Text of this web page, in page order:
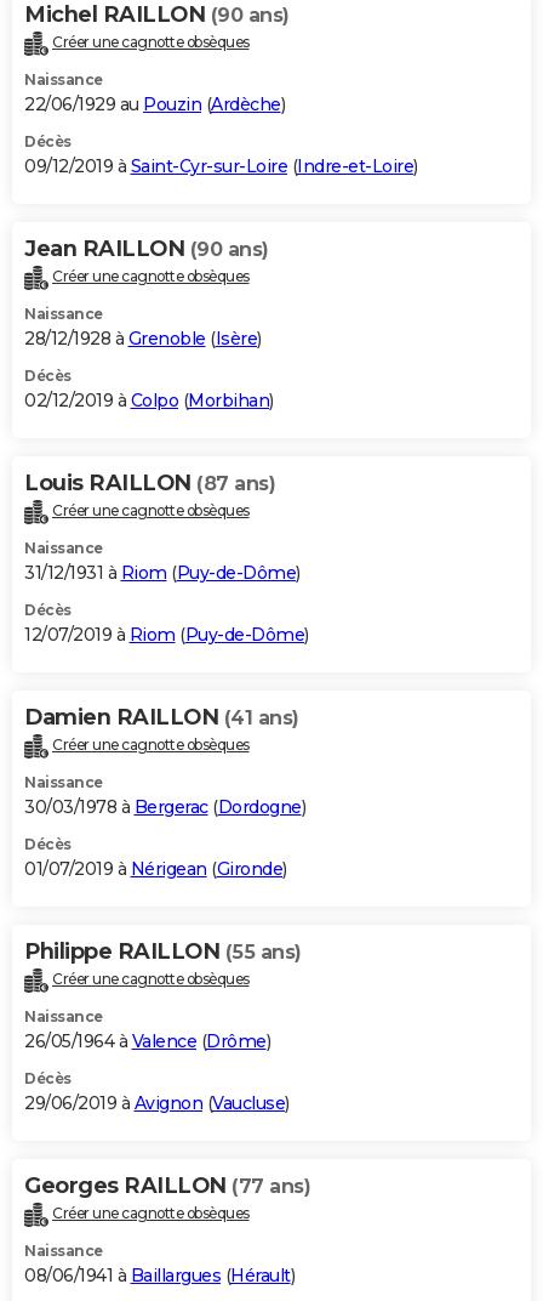
Michel RAILLON (90 ans)
Créer une cagnotte obsèques
Naissance
22/06/1929 au Pouzin (Ardèche)
Décès
09/12/2019 à Saint-Cyr-sur-Loire (Indre-et-Loire)
Jean RAILLON (90 ans)
Créer une cagnotte obsèques
Naissance
28/12/1928 à Grenoble (Isère)
Décès
02/12/2019 à Colpo (Morbihan)
Louis RAILLON (87 ans)
Créer une cagnotte obsèques
Naissance
31/12/1931 à Riom (Puy-de-Dôme)
Décès
12/07/2019 à Riom (Puy-de-Dôme)
Damien RAILLON (41 ans)
Créer une cagnotte obsèques
Naissance
30/03/1978 à Bergerac(Dordogne)
Décès
01/07/2019 à Nérigean (Gironde)
Philippe RAILLON (55 ans)
Créer une cagnotte obsèques
Naissance
26/05/1964 à Valence (Drôme)
Décès
29/06/2019 à Avignon (Vaucluse)
Georges RAILLON (77 ans)
Créer une cagnotte obsèques
Naissance
08/06/1941 à Baillargues (Hérault)